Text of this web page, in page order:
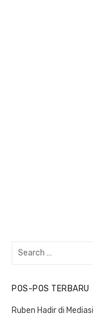
Search
POS-POS TERBARU
Ruben Hadir di